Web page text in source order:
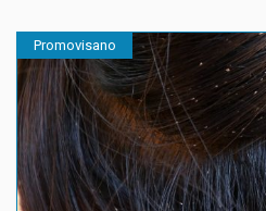
Promovisano